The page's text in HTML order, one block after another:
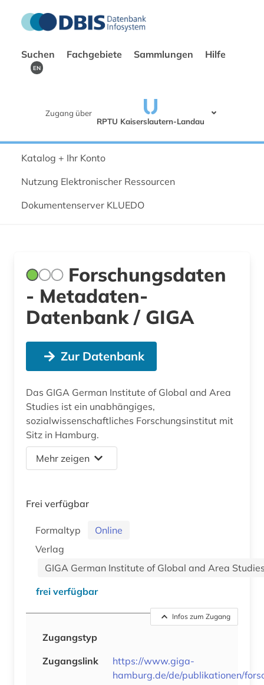
Suchen Fachgebiete Sammlungen Hilfe
EN
Zugang über
RPTU Kaiserslautern-Landau
Katalog + Ihr Konto
Nutzung Elektronischer Ressourcen
Dokumentenserver KLUEDO
Forschungsdaten
- Metadaten-
Datenbank / GIGA
Zur Datenbank
Das GIGA German Institute of Global and Area
Studies ist ein unabhängiges,
sozialwissenschaftliches Forschungsinstitut mit
Sitz in Hamburg.
Mehr zeigen
Frei verfügbar
Formaltyp
Online
Verlag
GIGA German Institute of Global and Area
frei verfügbar
Infos zum Zugang
Zugangstyp
Zugangslink
https://www.giga-
hamburg.de/de/publikationen/